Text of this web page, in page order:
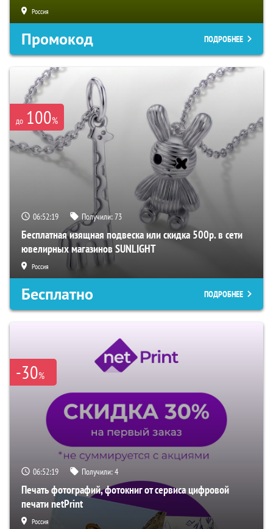
Россия
Промокод ПОДРОБНЕЕ
до 100%
06:52:18 Получили:73
Бесплатная изящная подвеска или скидка 500р. в сети
ювелирных магазинов SUNLIGHT
Россия
Бесплатно ПОДРОБНЕЕ
-30%
06:52:18 Получили:4
Печать фотографий, фотокниг от сервиса цифровой
печати netPrint
Россия